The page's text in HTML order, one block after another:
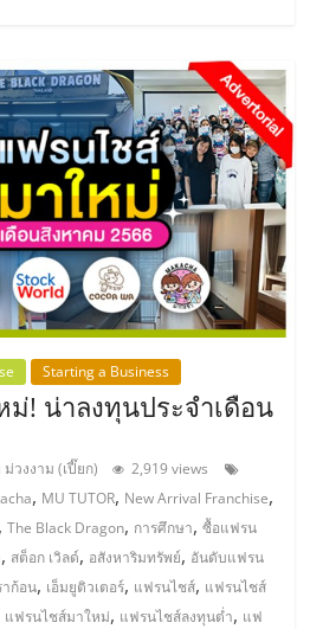
Starting a Business
! น่าลงทุนประจำเดือน
วงงาม (เปี๊ยก)
2,919 views
, MU TUTOR, New Arrival Franchise,
,The Black Dragon, การศึกษา,ซื้อแฟรน
, สต็อก เวิลด์, อสังหาริมทรัพย์, อันดับแฟรน
าก้อน, เอ็มยูติวเตอร์, แฟรนไชส์, แฟรนไชส์
แฟรนไชส์มาใหม่, แฟรนไชส์ลงทุนต่ำ, แฟ